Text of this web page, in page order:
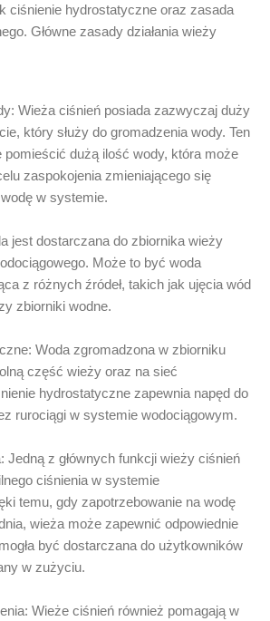
ciśnienie hydrostatyczne oraz zasada
Główne zasady działania wieży
Wieża ciśnień posiada zazwyczaj duży
który służy do gromadzenia wody. Ten
pomieścić dużą ilość wody, która może
zaspokojenia zmieniającego się
w systemie.
jest dostarczana do zbiornika wieży
Może to być woda
z różnych źródeł, takich jak ujęcia wód
zbiorniki wodne.
Woda zgromadzona w zbiorniku
część wieży oraz na sieć
hydrostatyczne zapewnia napęd do
rurociągi w systemie wodociągowym.
Jedną z głównych funkcji wieży ciśnień
ciśnienia w systemie
temu, gdy zapotrzebowanie na wodę
wieża może zapewnić odpowiednie
być dostarczana do użytkowników
w zużyciu.
Wieże ciśnień również pomagają w